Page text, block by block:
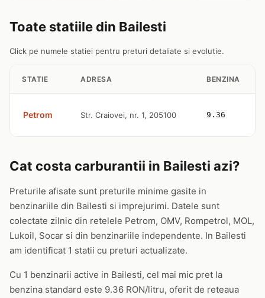
Toate statiile din Bailesti
Click pe numele statiei pentru preturi detaliate si evolutie.
STATIE ADRESA BENZINA
Petrom Str. Craiovei, nr. 1, 205100 9.36
Cat costa carburantii in Bailesti azi?
Preturile afisate sunt preturile minime gasite in
benzinariile din Bailesti si imprejurimi. Datele sunt
colectate zilnic din retelele Petrom, OMV, Rompetrol, MOL,
Lukoil, Socar si din benzinariile independente. In Bailesti
am identificat 1 statii cu preturi actualizate.
Cu 1 benzinarii active in Bailesti, cel mai mic pret la
benzina standard este 9.36 RON/litru, oferit de reteaua